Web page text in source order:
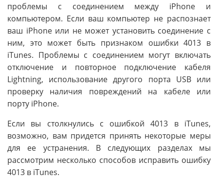
проблемы с соединением между iPhone и
компьютером. Если ваш компьютер не распознает
ваш iPhone или не может установить соединение с
ним, это может быть признаком ошибки 4013 в
iTunes. Проблемы с соединением могут включать
отключение и повторное подключение кабеля
Lightning, использование другого порта USB или
проверку наличия повреждений на кабеле или
порту iPhone.
Если вы столкнулись с ошибкой 4013 в iTunes,
возможно, вам придется принять некоторые меры
для ее устранения. В следующих разделах мы
рассмотрим несколько способов исправить ошибку
4013 в iTunes.